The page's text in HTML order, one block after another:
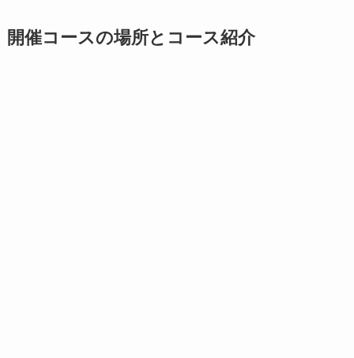
開催コースの場所とコース紹介